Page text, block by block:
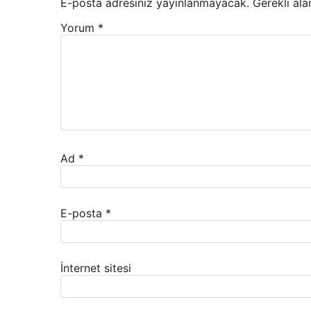
E-posta adresiniz yayınlanmayacak. Gerekli
Yorum *
Ad *
E-posta *
İnternet sitesi